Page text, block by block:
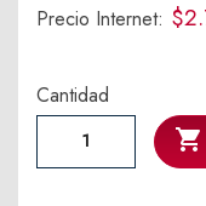
Precio Internet:
Cantidad
